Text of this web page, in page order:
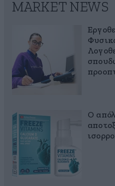
MARKET NEWS
Ο